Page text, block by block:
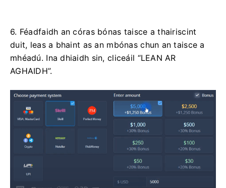
6. Féadfaidh an córas bónas taisce a thairiscint
duit, leas a bhaint as an mbónas chun an taisce a
mhéadú. Ina dhiaidh sin, cliceáil “LEAN AR
AGHAIDH”.